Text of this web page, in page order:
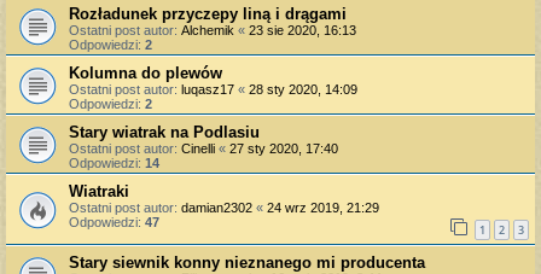
Rozładunek przyczepy liną i drągami
Ostatni post autor: Alchemik « 23 sie 2020, 16:13
Odpowiedzi: 2
Kolumna do plewów
Ostatni post autor: luqasz17 « 28 sty 2020, 14:09
Odpowiedzi: 2
Stary wiatrak na Podlasiu
Ostatni post autor: Cinelli « 27 sty 2020, 17:40
Odpowiedzi: 14
Wiatraki
Ostatni post autor: damian2302 « 24 wrz 2019, 21:29
Odpowiedzi: 47 1 2 3
Stary siewnik konny nieznanego mi producenta